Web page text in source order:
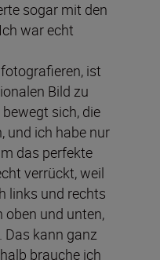
sogar mit den
war echt
ist
Bild zu
sich, die
und ich habe nur
das perfekte
verrückt, weil
links und rechts
oben und unten,
kann ganz
brauche ich